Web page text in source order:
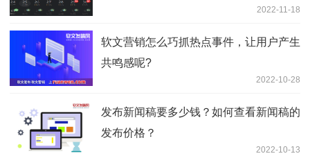
2022-11-18
软文营销怎么巧抓热点事件，让用户产生
共鸣感呢?
2022-10-28
发布新闻稿要多少钱？如何查看新闻稿的
发布价格？
2022-10-13